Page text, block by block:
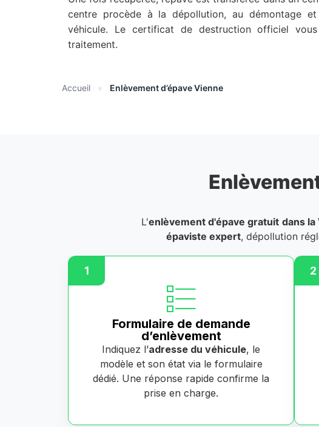
centre procède à la dépollution, au démontage
véhicule. Le certificat de destruction officiel
traitement.
Accueil » Enlèvement d’épave Vienne
L'enlèvement d'épave gratuit dans
épaviste expert, dépollution
1
Formulaire de demande
d’enlèvement
Indiquez l’adresse du véhicule, le
modèle et son état via le formulaire
dédié. Une réponse rapide confirme la
prise en charge.
2